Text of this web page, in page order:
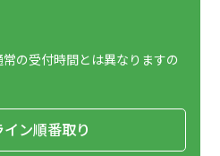
の受付時間とは異なりますの
ン順番取り